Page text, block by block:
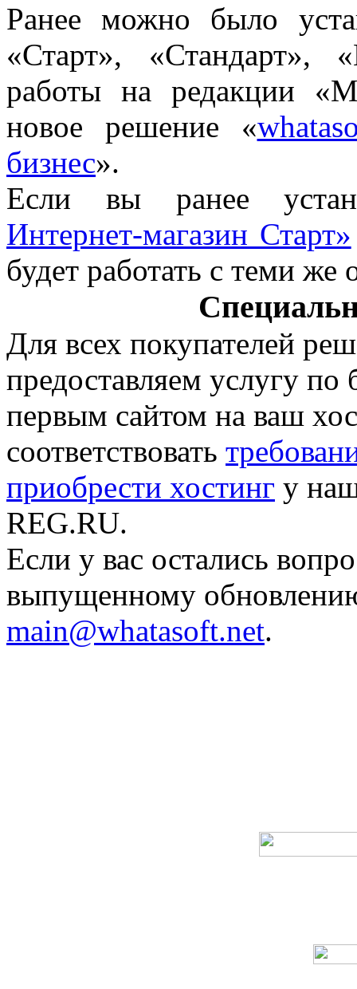
Ранее можно было
«Старт», «Стандарт»,
работы на редакции
новое решение «
бизнес».
Если вы ранее
Интернет-магазин Старт»
будет работать с теми
Для всех покупателей
предоставляем услугу по
первым сайтом на ваш
соответствовать
приобрести хостинг у
REG.RU.
Если у вас остались
выпущенному
main@whatasoft.net.